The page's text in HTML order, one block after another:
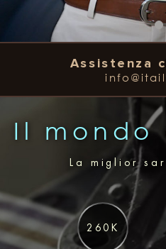
Assistenza
Il mondo
La miglior
260K